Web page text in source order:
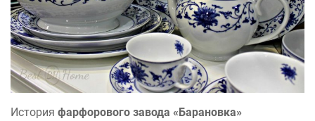
История фарфорового завода «Барановка»